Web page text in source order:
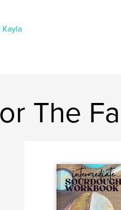
Kayla
The